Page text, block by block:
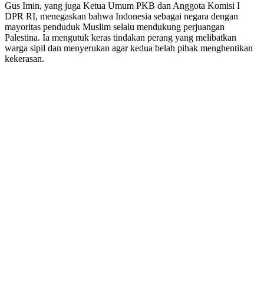
Gus Imin, yang juga Ketua Umum PKB dan Anggota Komisi I
DPR RI, menegaskan bahwa Indonesia sebagai negara dengan
mayoritas penduduk Muslim selalu mendukung perjuangan
Palestina. Ia mengutuk keras tindakan perang yang melibatkan
warga sipil dan menyerukan agar kedua belah pihak menghentikan
kekerasan.